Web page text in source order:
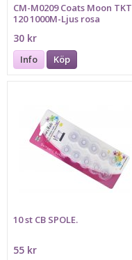
CM-M0209 Coats Moon TKT
120 1000M-Ljus rosa
30 kr
Info Köp
10 st CB SPOLE.
55 kr